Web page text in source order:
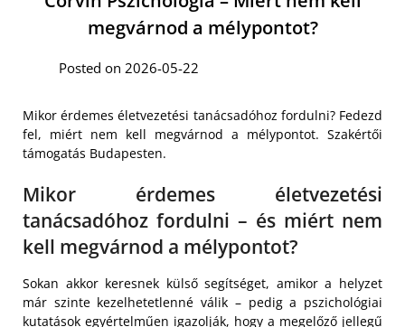
megvárnod a mélypontot?
Posted on 2026-05-22
Mikor érdemes életvezetési tanácsadóhoz fordulni? Fedezd
fel, miért nem kell megvárnod a mélypontot. Szakértői
támogatás Budapesten.
Mikor érdemes életvezetési
tanácsadóhoz fordulni – és miért nem
kell megvárnod a mélypontot?
Sokan akkor keresnek külső segítséget, amikor a helyzet
már szinte kezelhetetlenné válik – pedig a pszichológiai
kutatások egyértelműen igazolják, hogy a megelőző jellegű